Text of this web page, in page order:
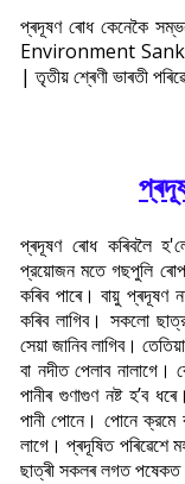
প্ৰদূষণ ৰোধ
Environment
| তৃতীয় শ্ৰেণী ভাৰতী
প্ৰদূষণ ৰােধ কৰিবলৈ
প্রয়ােজন মতে গছপুলি
কৰিব পাৰে। বায়ু প্ৰদূষণ
কৰিব লাগিব। সকলাে
সেয়া জানিব লাগিব।
বা নদীত পেলাব
পানীৰ গুণাগুণ নষ্ট হ’ব
পানী পােনে। পােনে
লাগে। প্ৰদূষিত পৰিৱেশে
ছাত্ৰী সকলৰ লগত পষেকত